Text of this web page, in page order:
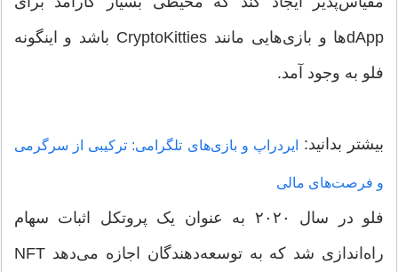
dAppها و بازی‌هایی مانند CryptoKitties باشد و اینگونه
فلو به وجود آمد.
بیشتر بدانید: ایردراپ و بازی‌های تلگرامی: ترکیبی از سرگرمی
و فرصت‌های مالی
فلو در سال ۲۰۲۰ به عنوان یک پروتکل اثبات سهام
راه‌اندازی شد که به توسعه‌دهندگان اجازه می‌دهد NFT